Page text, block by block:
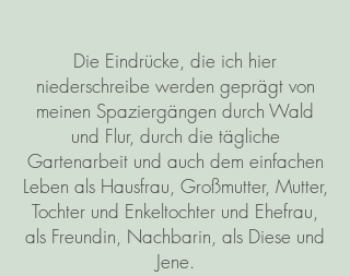
Die Eindrücke, die ich hier
niederschreibe werden geprägt von
meinen Spaziergängen durch Wald
und Flur, durch die tägliche
Gartenarbeit und auch dem einfachen
Leben als Hausfrau, Großmutter, Mutter,
Tochter und Enkeltochter und Ehefrau,
als Freundin, Nachbarin, als Diese und
Jene.